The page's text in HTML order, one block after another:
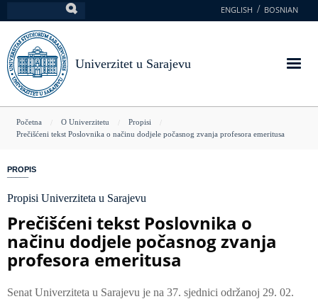
na
glavni
sadržaj
ENGLISH BOSNIAN
Univerzitet u Sarajevu
You
here
Početna O Univerzitetu
Propisi
Prečišćeni tekst Poslovnika o načinu dodjele počasnog zvanja profesora emeritusa
PROPIS
Propisi Univerziteta u Sarajevu
Prečišćeni tekst Poslovnika o
načinu dodjele počasnog zvanja
profesora emeritusa
Senat Univerziteta u Sarajevu je na 37. sjednici održanoj 29. 02.